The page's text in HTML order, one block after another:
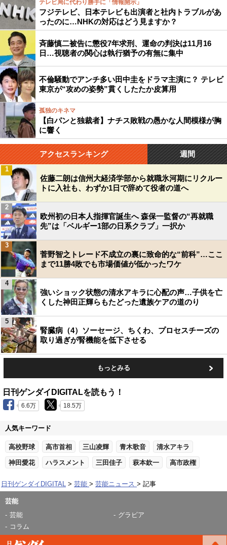
テレビ局に代わり勝手に「情報開示」
フジテレビ、日本テレビも出演者と社内トラブルがあ
ったのに…NHKの対応はどう見ますか？
斉藤慎二被告に懲役7年求刑、運命の判決は11月16
日…視聴者の関心は執行猶予の有無に集中
不倫騒動でアンチ多い田中圭をドラマ主演に？ テレビ
東京が“攻めの姿勢”貫くしたたか皮算用
孤独のキネマ
【白パンと独裁者】ナチス敗戦の愚かな人間模様が胸
に響く
アクセスランキング 週間
佐藤二朗は信州大経済学部から就職氷河期にリクルー
トに入社も、わずか1日で辞めて役者の道へ
1
欧州初の日本人指揮官誕生へ 森保一監督の“再就職
先”は「ベルギー1部の日系クラブ」一択か
2
菅野智之トレード不成立の裏に致命的な“前科”…ここ
まで11勝4敗でも市場価値が低かったワケ
3
強いショック状態の清水アキラに心配の声…子供を亡
くした神田正輝らもたどった遺族ケアの道のり
4
腎臓病（4）ソーセージ、ちくわ、プロセスチーズの
取り過ぎが腎機能を低下させる
5
もっとみる
日刊ゲンダイDIGITALを読もう！
6.6万 18.5万
人気キーワード
高校野球 高市首相 三山凌輝 青木歌音 清水アキラ
神田愛花 ハラスメント 三田佳子 萩本欽一 高市政権
日刊ゲンダイDIGITAL 芸能 芸能ニュース 記事
芸能
芸能
グラビア
コラム